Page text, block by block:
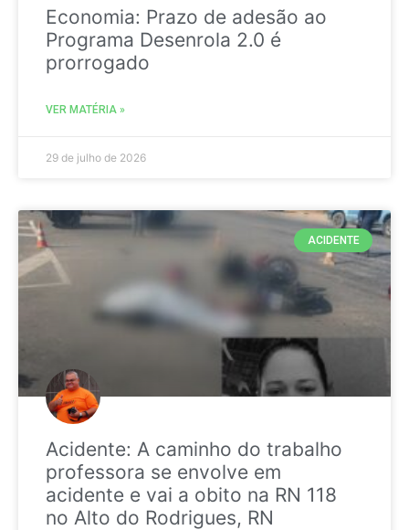
Economia: Prazo de adesão ao
Programa Desenrola 2.0 é
prorrogado
VER MATÉRIA »
29 de julho de 2026
ACIDENTE
Acidente: A caminho do trabalho
professora se envolve em
acidente e vai a obito na RN 118
no Alto do Rodrigues, RN